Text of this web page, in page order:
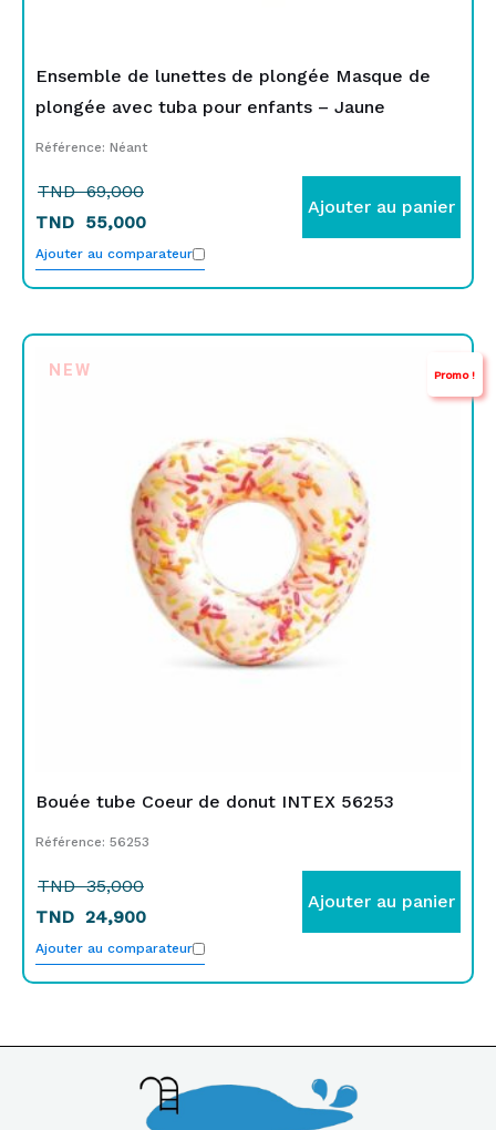
Ensemble de lunettes de plongée Masque de
plongée avec tuba pour enfants – Jaune
Référence: Néant
TND69,000
TND 55,000
Ajouter au panier
Ajouter au comparateur
Promo !
NEW
Bouée tube Coeur de donut INTEX 56253
Référence: 56253
TND35,000
35,000.
TND 24,900
24,900.
Ajouter au panier
Ajouter au comparateur